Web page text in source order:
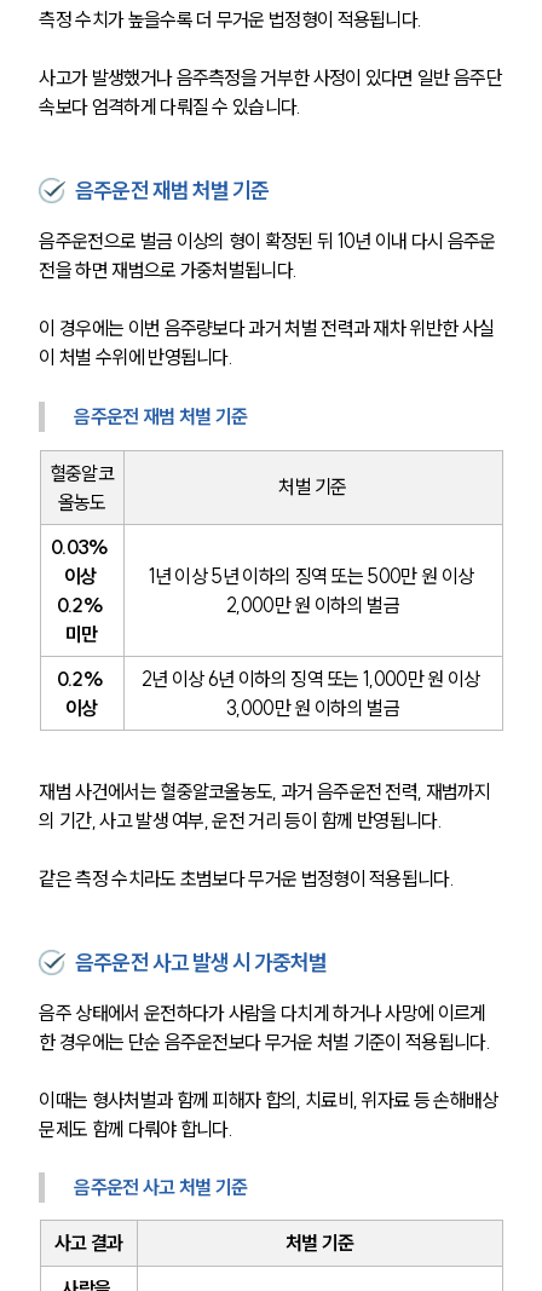
측정 수치가 높을수록 더 무거운 법정형이 적용됩니다.
사고가 발생했거나 음주측정을 거부한 사정이 있다면 일반 음주단
속보다 엄격하게 다뤄질 수 있습니다.
음주운전 재범 처벌 기준
음주운전으로 벌금 이상의 형이 확정된 뒤 10년 이내 다시 음주운
전을 하면 재범으로 가중처벌됩니다.
이 경우에는 이번 음주량보다 과거 처벌 전력과 재차 위반한 사실
이 처벌 수위에 반영됩니다.
음주운전 재범 처벌 기준
혈중알코
올농도
처벌 기준
0.03%
이상
0.2%
미만
1년 이상 5년 이하의 징역 또는 500만 원 이상
2,000만 원 이하의 벌금
0.2%
이상
2년 이상 6년 이하의 징역 또는 1,000만 원 이상
3,000만 원 이하의 벌금
재범 사건에서는 혈중알코올농도, 과거 음주운전 전력, 재범까지
의 기간, 사고 발생 여부, 운전 거리 등이 함께 반영됩니다.
같은 측정 수치라도 초범보다 무거운 법정형이 적용됩니다.
음주운전 사고 발생 시 가중처벌
음주 상태에서 운전하다가 사람을 다치게 하거나 사망에 이르게
한 경우에는 단순 음주운전보다 무거운 처벌 기준이 적용됩니다.
이때는 형사처벌과 함께 피해자 합의, 치료비, 위자료 등 손해배상
문제도 함께 다뤄야 합니다.
음주운전 사고 처벌 기준
사고 결과
처벌 기준